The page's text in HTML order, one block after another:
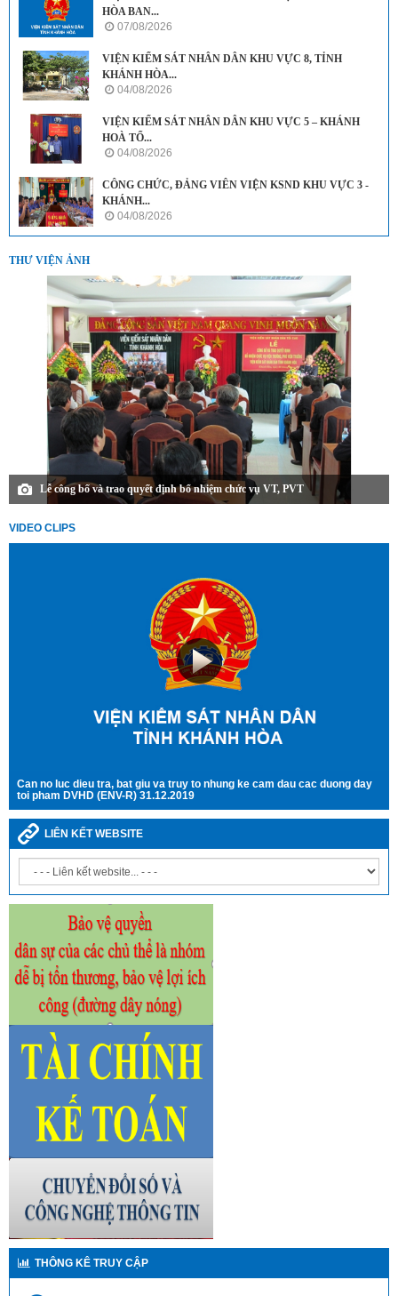
HÒA BAN...
07/08/2026
VIỆN KIỂM SÁT NHÂN DÂN KHU VỰC 8, TỈNH
KHÁNH HÒA...
04/08/2026
VIỆN KIỂM SÁT NHÂN DÂN KHU VỰC 5 – KHÁNH
HOÀ TỔ...
04/08/2026
CÔNG CHỨC, ĐẢNG VIÊN VIỆN KSND KHU VỰC 3 -
KHÁNH...
04/08/2026
THƯ VIỆN ẢNH
Lễ công bố và trao quyết định bổ nhiệm chức vụ VT, PVT
VIDEO CLIPS
Can no luc dieu tra, bat giu va truy to nhung ke cam dau cac duong day
toi pham DVHD (ENV-R) 31.12.2019
LIÊN KẾT WEBSITE
THÔNG KÊ TRUY CẬP